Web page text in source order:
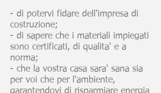
- di potervi fidare dell'impresa di
costruzione;
- di sapere che i materiali impiegati
sono certificati, di qualita' e a
norma;
- che la vostra casa sara' sana sia
per voi che per l'ambiente,
garantendovi di risparmiare energia